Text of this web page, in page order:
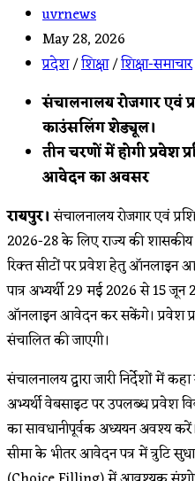
Post
author:
uvrnews
Post
published:
May 28, 2026
Post
category:
प्रदेश/शिक्षा/शिक्षा-समाचार
संचालनालय रोजगार एवं
काउंसलिंग शेड्यूल।
तीन चरणों में होगी प्रवेश
आवेदन का अवसर
रायपुर।संचालनालय रोजगार एवं
2026-28 के लिए राज्य की
रिक्त सीटों पर प्रवेश हेतु
पात्र अभ्यर्थी 29 मई 2026 से 15
ऑनलाइन आवेदन कर सकेंगे। प्रवेश
संचालित की जाएगी।
संचालनालय द्वारा जारी निर्देशों में
अभ्यर्थी वेबसाइट पर उपलब्ध
का सावधानीपूर्वक अध्ययन अवश्य करें।
सीमा के भीतर आवेदन पत्र में त्रुटि